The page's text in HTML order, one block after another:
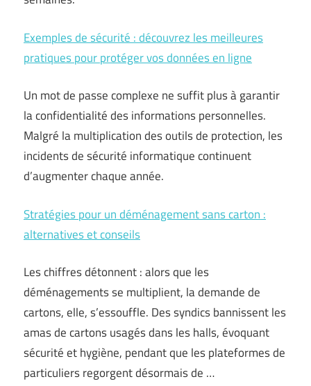
Exemples de sécurité : découvrez les meilleures
pratiques pour protéger vos données en ligne
Un mot de passe complexe ne suffit plus à garantir
la confidentialité des informations personnelles.
Malgré la multiplication des outils de protection, les
incidents de sécurité informatique continuent
d’augmenter chaque année.
Stratégies pour un déménagement sans carton :
alternatives et conseils
Les chiffres détonnent : alors que les
déménagements se multiplient, la demande de
cartons, elle, s’essouffle. Des syndics bannissent les
amas de cartons usagés dans les halls, évoquant
sécurité et hygiène, pendant que les plateformes de
particuliers regorgent désormais de …